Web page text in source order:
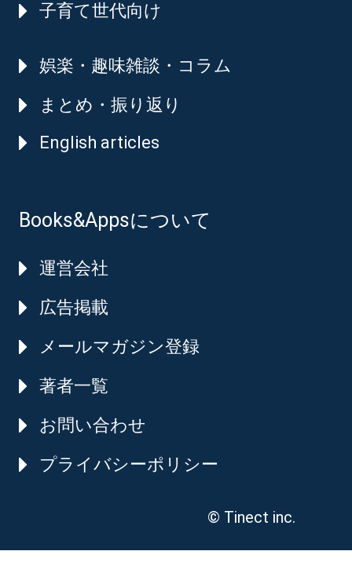
子育て世代向け
娯楽・趣味雑談・コラム
まとめ・振り返り
English articles
Books&Appsについて
運営会社
広告掲載
メールマガジン登録
著者一覧
お問い合わせ
プライバシーポリシー
© Tinect inc.